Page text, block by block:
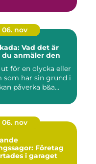
06. nov
Vad det är
du anmäler den
för en olycka eller
som har sin grund i
påverka b&a...
06. nov
Företag
i garaget